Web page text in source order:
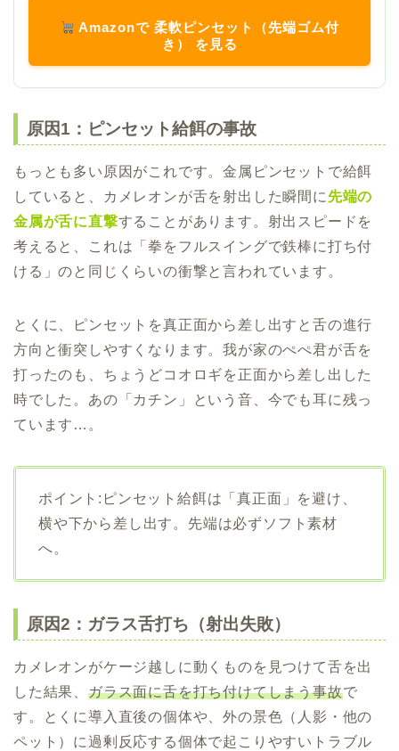
Amazonで 柔軟ピンセット（先端ゴム付
き） を見る
原因1：ピンセット給餌の事故
もっとも多い原因がこれです。金属ピンセットで給餌
していると、カメレオンが舌を射出した瞬間に先端の
金属が舌に直撃することがあります。射出スピードを
考えると、これは「拳をフルスイングで鉄棒に打ち付
ける」のと同じくらいの衝撃と言われています。
とくに、ピンセットを真正面から差し出すと舌の進行
方向と衝突しやすくなります。我が家のぺぺ君が舌を
打ったのも、ちょうどコオロギを正面から差し出した
時でした。あの「カチン」という音、今でも耳に残っ
ています…。
ポイント:ピンセット給餌は「真正面」を避け、
横や下から差し出す。先端は必ずソフト素材
へ。
原因2：ガラス舌打ち（射出失敗）
カメレオンがケージ越しに動くものを見つけて舌を出
した結果、 ガラス面に舌を打ち付けてしまう事故で
す。とくに導入直後の個体や、外の景色（人影・他の
ペット）に過剰反応する個体で起こりやすいトラブル